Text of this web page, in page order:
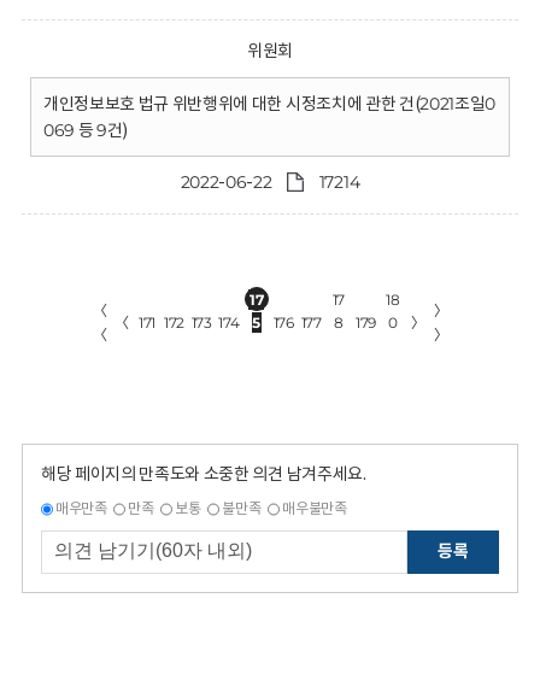
위원회
개인정보보호 법규 위반행위에 대한 시정조치에 관한 건(2021조일0
069 등 9건)
2022-06-22 17214
〈
〈
〈 171 172 173 174
17
5
176 177
17
8
179
18
0
〉
〉
〉
해당 페이지의 만족도와 소중한 의견 남겨주세요.
매우만족 만족 보통 불만족 매우불만족
등록